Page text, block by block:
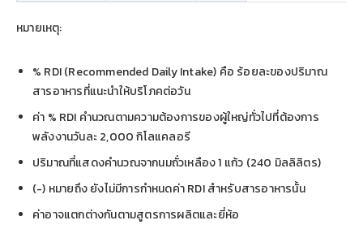
หมายเหตุ:
% RDI (Recommended Daily Intake) คือ ร้อยละของปริมาณ
สารอาหารที่แนะนำให้บริโภคต่อวัน
ค่า % RDI คำนวณตามความต้องการของผู้ใหญ่ทั่วไปที่ต้องการ
พลังงานวันละ 2,000 กิโลแคลอรี
ปริมาณที่แสดงคำนวณจากนมถั่วเหลือง 1 แก้ว (240 มิลลิลิตร)
(-) หมายถึง ยังไม่มีการกำหนดค่า RDI สำหรับสารอาหารนั้น
ค่าอาจแตกต่างกันตามสูตรการผลิตและยี่ห้อ